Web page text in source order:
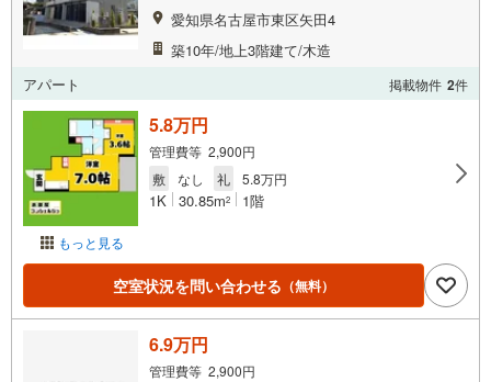
愛知県名古屋市東区矢田4
築10年/地上3階建て/木造
アパート
掲載物件 2件
もっと見る
5.8万円
管理費等 2,900円
敷
なし 礼 5.8万円
1K 30.85m2 1階
空室状況を問い合わせる （無料）
6.9万円
管理費等 2,900円